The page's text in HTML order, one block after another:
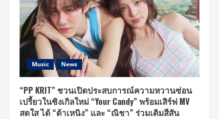
Music News
“PP KRIT” ชวนเปิดประสบการณ์ความหวานซ่อน
เปรี้ยวในซิงเกิลใหม่ “Your Candy” พร้อมเสิร์ฟ MV
สดใส ได้ “ต้าเหนิง” และ “ณิชา” ร่วมเติมสีสัน